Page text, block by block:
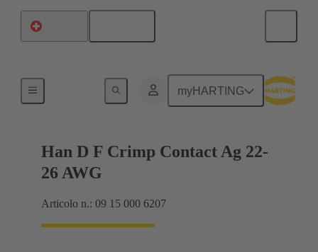
myHARTING
Han D F Crimp Contact Ag 22-
26 AWG
Articolo n.: 09 15 000 6207